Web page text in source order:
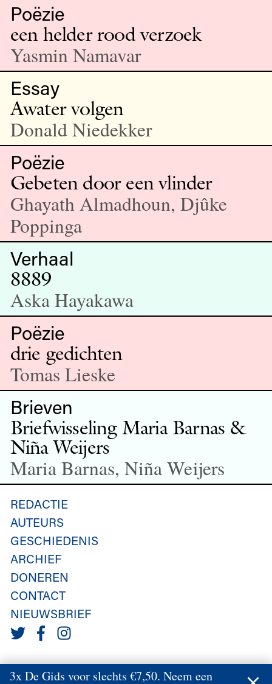
Poëzie
een helder rood verzoek
Yasmin Namavar
Essay
Awater volgen
Donald Niedekker
Poëzie
Gebeten door een vlinder
Ghayath Almadhoun, Djûke
Poppinga
Verhaal
8889
Aska Hayakawa
Poëzie
drie gedichten
Tomas Lieske
Brieven
Briefwisseling Maria Barnas &
Niña Weijers
Maria Barnas, Niña Weijers
REDACTIE
AUTEURS
GESCHIEDENIS
ARCHIEF
DONEREN
CONTACT
NIEUWSBRIEF
3x De Gids voor slechts €7,50. Neem een